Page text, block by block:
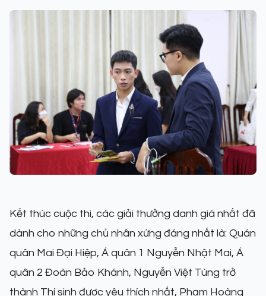
Kết thúc cuộc thi, các giải thưởng danh giá nhất đã
dành cho những chủ nhân xứng đáng nhất là: Quán
quân Mai Đại Hiệp, Á quân 1 Nguyễn Nhật Mai, Á
quân 2 Đoàn Bảo Khánh, Nguyễn Việt Tùng trở
thành Thí sinh được yêu thích nhất, Phạm Hoàng